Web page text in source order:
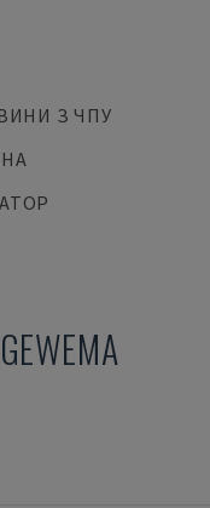
З ЧПУ
GEWEMA